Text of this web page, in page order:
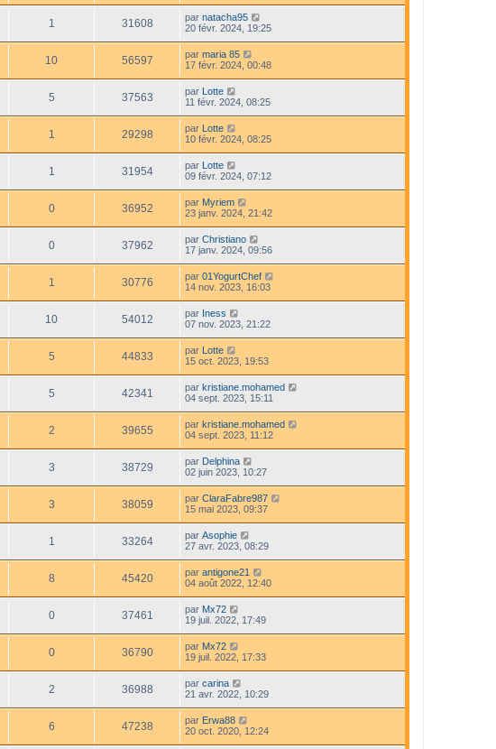
1 31608 par natacha95
20 févr. 2024, 19:25
10 56597 par maria 85
17 févr. 2024, 00:48
5 37563 par Lotte
11 févr. 2024, 08:25
1 29298 par Lotte
10 févr. 2024, 08:25
1 31954 par Lotte
09 févr. 2024, 07:12
0 36952 par Myriem
23 janv. 2024, 21:42
0 37962 par Christiano
17 janv. 2024, 09:56
1 30776 par 01YogurtChef
14 nov. 2023, 16:03
10 54012 par Iness
07 nov. 2023, 21:22
5 44833 par Lotte
15 oct. 2023, 19:53
5 42341 par kristiane.mohamed
04 sept. 2023, 15:11
2 39655 par kristiane.mohamed
04 sept. 2023, 11:12
3 38729 par Delphina
02 juin 2023, 10:27
3 38059 par ClaraFabre987
15 mai 2023, 09:37
1 33264 par Asophie
27 avr. 2023, 08:29
8 45420 par antigone21
04 août 2022, 12:40
0 37461 par Mx72
19 juil. 2022, 17:49
0 36790 par Mx72
19 juil. 2022, 17:33
2 36988 par carina
21 avr. 2022, 10:29
6 47238 par Erwa88
20 oct. 2020, 12:24